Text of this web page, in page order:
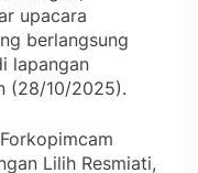
upacara
berlangsung
lapangan
(28/10/2025).
Lilih Resmiati,